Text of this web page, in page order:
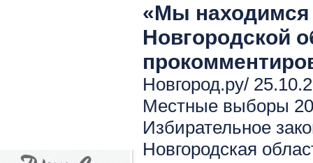
«Мы находимся
Новгородской
Новгород.ру/
Местные выборы
Избирательное
Новгородская